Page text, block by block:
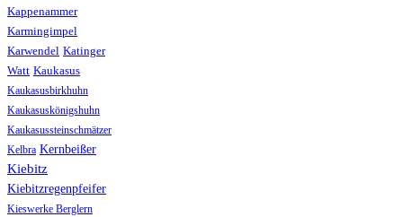
Kappenammer
Karmingimpel
Karwendel Katinger
Watt Kaukasus
Kaukasusbirkhuhn
Kaukasuskönigshuhn
Kaukasussteinschmätzer
Kelbra Kernbeißer
Kiebitz
Kiebitzregenpfeifer
Kieswerke Berglern